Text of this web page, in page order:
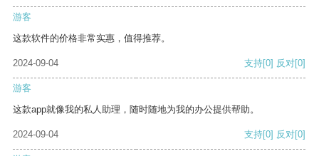
游客
这款软件的价格非常实惠，值得推荐。
2024-09-04 支持[0] 反对[0]
游客
这款app就像我的私人助理，随时随地为我的办公提供帮助。
2024-09-04 支持[0] 反对[0]